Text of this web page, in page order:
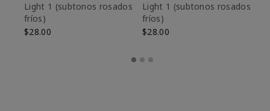
Light 1​ (subtonos rosados
fríos)
$28.00
Light 1​ (subtonos rosados
fríos)
$28.00